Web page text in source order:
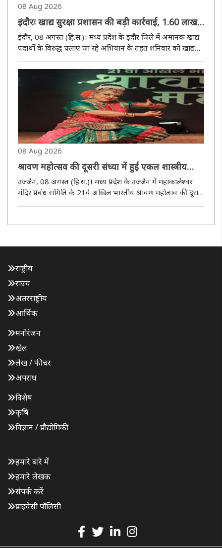
08 Aug 2026
इंदौरः खाद्य सुरक्षा प्रशासन की बड़ी कार्रवाई, 1.60 लाख
रुपये मूल्य के 267 किलोग्राम घी स्टॉक जब्त
इंदौर, 08 अगस्त (हि.स.)। मध्य प्रदेश के इंदौर जिले में अमानक खाद्य
पदार्थों के विरुद्ध चलाए जा रहे अभियान के तहत शनिवार को खाद्य
रुपये मूल्य का 267 किलोग्राम घी स्टॉक जब्त किया गया।..
08 Aug 2026
श्रावण महोत्सव की दूसरी संध्या में हुई एकल शास्त्रीय
गायन, समूह वादन पखावज, समूह नृत्य भरतनाट्यम की
प्रस्तुति
उज्जैन, 08 अगस्त (हि.स.)। मध्य प्रदेश के उज्जैन में महाकालेश्वर
मंदिर प्रबंध समिति के 21वे अखिल भारतीय श्रावण महोत्सव की दूसरी
राष्ट्रीय
राज्य
अंतरराष्ट्रीय
आर्थिक
मनोरंजन
खेल
लेख / फीचर
अपराध
विशेष
कृषि
विज्ञान / प्रौद्योगिकी
हमारे बारे में
हमारे लेखक
संपर्क करें
प्राइवेसी पॉलिसी